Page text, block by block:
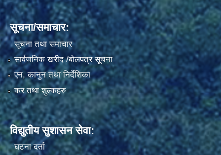
सूचना/समाचार:
सूचना तथा समाचार
सार्वजनिक खरीद /बोलपत्र सूचना
एन, कानुन तथा निर्देशिका
कर तथा शुल्कहरु
विद्युतीय सुशासन सेवा:
घटना दर्ता